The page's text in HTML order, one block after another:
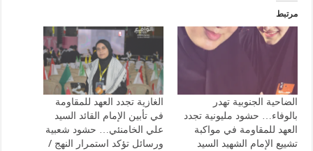
مرتبط
الضاحية الجنوبية تهدر
بالوفاء… حشود مليونية تجدد
العهد للمقاومة في مواكبة
تشييع الإمام الشهيد السيد
الغازية تجدد العهد للمقاومة
في تأبين الإمام القائد السيد
علي الخامنئي… حشود شعبية
ورسائل تؤكد استمرار النهج /